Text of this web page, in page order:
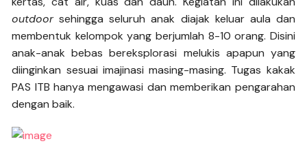
outdoorsehingga seluruh anak diajak keluar aula dan
membentuk kelompok yang berjumlah 8-10 orang. Disini
anak-anak bebas bereksplorasi melukis apapun yang
diinginkan sesuai imajinasi masing-masing. Tugas kakak
PAS ITB hanya mengawasi dan memberikan pengarahan
dengan baik.